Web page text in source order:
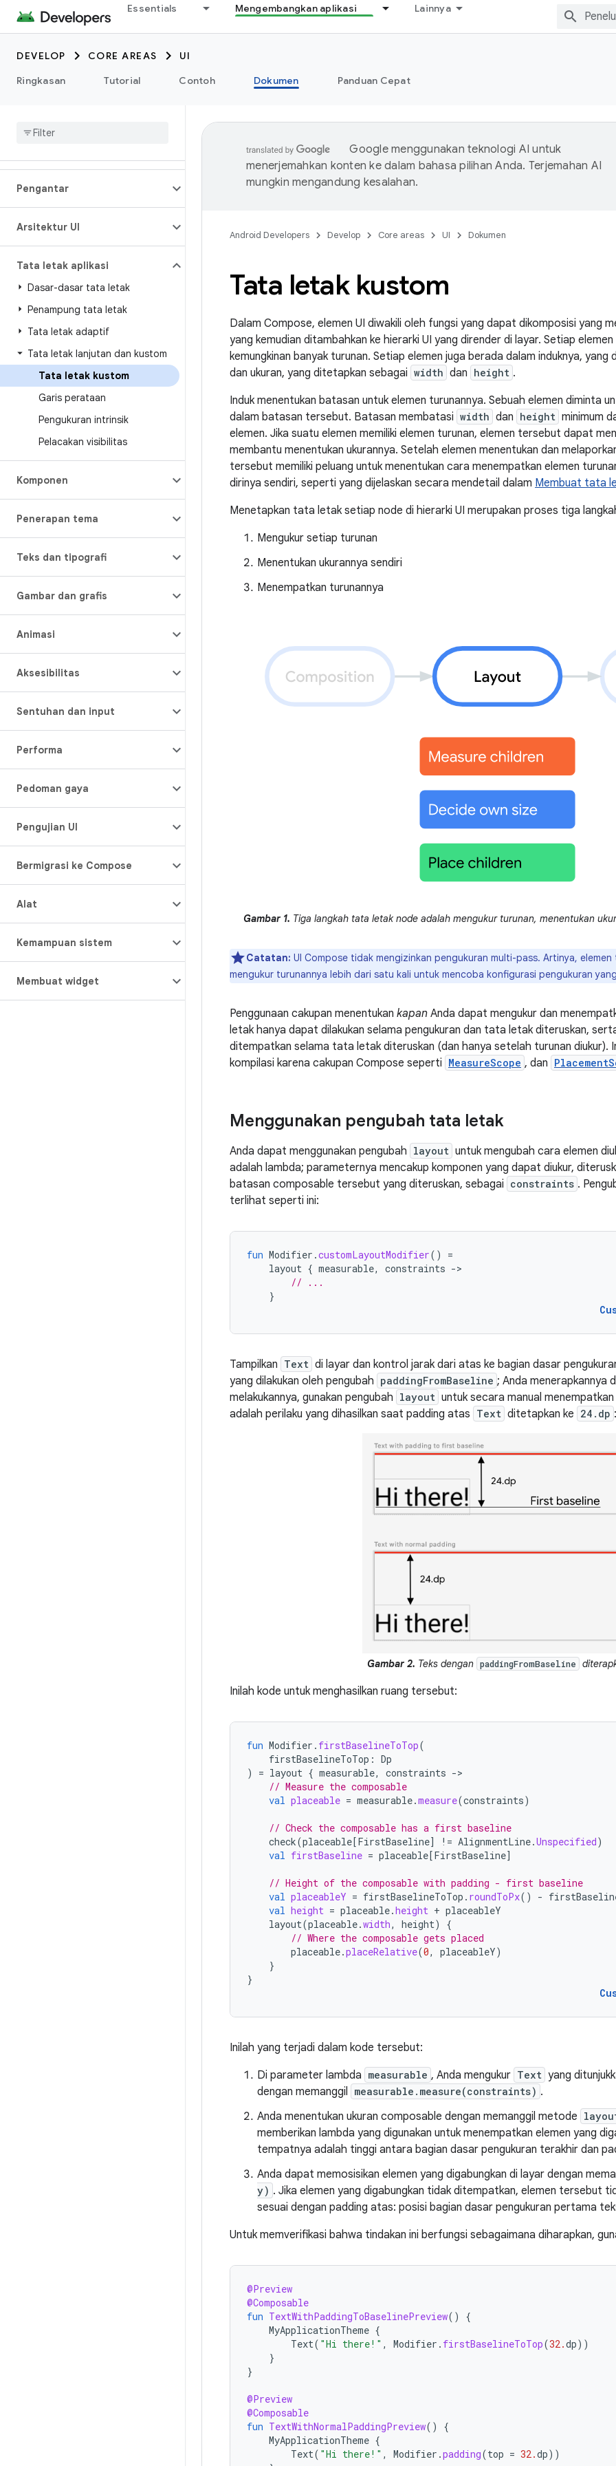
Essentials Mengembangkan aplikasi Lainnya
DEVELOP CORE AREAS
UI
Ringkasan
Tutorial Contoh Dokumen Panduan Cepat
Pengantar
Arsitektur UI
Tata letak aplikasi
Dasar-dasar tata letak
Penampung tata letak
Tata letak adaptif
Tata letak lanjutan dan kustom
Tata letak kustom
Garis perataan
Pengukuran intrinsik
Pelacakan visibilitas
Komponen
Penerapan tema
Teks dan tipografi
Gambar dan grafis
Animasi
Aksesibilitas
Sentuhan dan input
Performa
Pedoman gaya
Pengujian UI
Bermigrasi ke Compose
Alat
Kemampuan sistem
Membuat widget
Google menggunakan teknologi AI untuk
menerjemahkan konten ke dalam bahasa pilihan Anda. Terjemahan AI
mungkin mengandung kesalahan.
Android Developers Develop Core areas UI Dokumen
Tata letak kustom
Dalam Compose, elemen UI diwakili oleh fungsi yang dapat dikomposisi yang
yang kemudian ditambahkan ke hierarki UI yang dirender di layar. Setiap elemen
kemungkinan banyak turunan. Setiap elemen juga berada dalam induknya,
dan ukuran, yang ditetapkan sebagai width dan height .
Induk menentukan batasan untuk elemen turunannya. Sebuah elemen diminta
dalam batasan tersebut. Batasan membatasi width dan height minimum
elemen. Jika suatu elemen memiliki elemen turunan, elemen tersebut dapat
membantu menentukan ukurannya. Setelah elemen menentukan dan
tersebut memiliki peluang untuk menentukan cara menempatkan elemen
dirinya sendiri, seperti yang dijelaskan secara mendetail dalam Membuat tata
Menetapkan tata letak setiap node di hierarki UI merupakan proses tiga
Mengukur setiap turunan
Menentukan ukurannya sendiri
Menempatkan turunannya
Gambar 1. Tiga langkah tata letak node adalah mengukur turunan, menentukan
Catatan: UI Compose tidak mengizinkan pengukuran multi-pass. Artinya,
mengukur turunannya lebih dari satu kali untuk mencoba konfigurasi pengukuran
Penggunaan cakupan menentukan kapan Anda dapat mengukur dan
letak hanya dapat dilakukan selama pengukuran dan tata letak diteruskan,
ditempatkan selama tata letak diteruskan (dan hanya setelah turunan diukur).
kompilasi karena cakupan Compose seperti MeasureScope , dan
Menggunakan pengubah tata letak
Anda dapat menggunakan pengubah layout untuk mengubah cara elemen
adalah lambda; parameternya mencakup komponen yang dapat diukur,
batasan composable tersebut yang diteruskan, sebagai constraints .
terlihat seperti ini:
fun Modifier .customLayoutModifier()
=
layout { measurable, constraints -
// ...
}
Tampilkan Text di layar dan kontrol jarak dari atas ke bagian dasar
yang dilakukan oleh pengubah paddingFromBaseline ; Anda menerapkannya
melakukannya, gunakan pengubah layout untuk secara manual
adalah perilaku yang dihasilkan saat padding atas Text ditetapkan ke 24.dp :
Gambar 2. Teks dengan paddingFromBaseline
Inilah kode untuk menghasilkan ruang tersebut:
fun Modifier . firstBaselineToTop(
firstBaselineToTop : Dp
)
= layout { measurable, constraints -
// Measure the composable
val placeable = measurable.measure(constraints)
// Check the composable has a first baseline
check(placeable [FirstBaseline] != AlignmentLine.Unspecified)
val firstBaseline = placeable [FirstBaseline]
// Height of the composable with padding - first baseline
val placeableY = firstBaselineToTop . roundToPx() -
val height = placeable.height + placeableY
layout(placeable.width, height)
{
// Where the composable gets placed
placeable.placeRelative(0, placeableY)
}
}
Inilah yang terjadi dalam kode tersebut:
Di parameter lambda measurable , Anda mengukur Text yang
dengan memanggil measurable.measure(constraints) .
Anda menentukan ukuran composable dengan memanggil metode
memberikan lambda yang digunakan untuk menempatkan elemen yang
tempatnya adalah tinggi antara bagian dasar pengukuran terakhir dan
Anda dapat memosisikan elemen yang digabungkan di layar dengan
y) . Jika elemen yang digabungkan tidak ditempatkan, elemen tersebut
sesuai dengan padding atas: posisi bagian dasar pengukuran pertama
Untuk memverifikasi bahwa tindakan ini berfungsi sebagaimana diharapkan,
@Preview
@Composable
fun TextWithPaddingToBaselinePreview()
{
MyApplicationTheme {
Text( "Hi there!" , Modifier . firstBaselineToTop(32.dp))
}
}
@Preview
@Composable
fun TextWithNormalPaddingPreview()
{
MyApplicationTheme {
Text( "Hi there!" , Modifier .padding(top = 32.dp))